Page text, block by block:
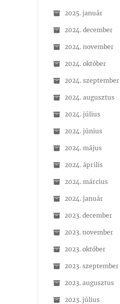
2025. január
2024. december
2024. november
2024. október
2024. szeptember
2024. augusztus
2024. július
2024. június
2024. május
2024. április
2024. március
2024. január
2023. december
2023. november
2023. október
2023. szeptember
2023. augusztus
2023. július